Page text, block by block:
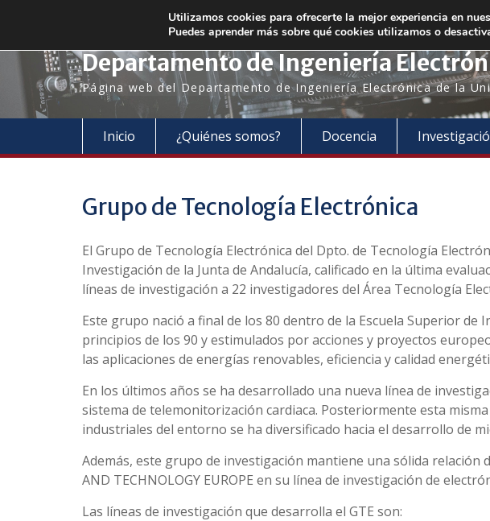
+34 954 48 73 72 electronica@us.es Bienvenido a
Departamento de Ingeniería
Página web del Departamento de Ingeniería Electrónica de la
Inicio ¿Quiénes somos? Docencia
Grupo de Tecnología Electrónica
El Grupo de Tecnología Electrónica del Dpto. de Tecnología
Investigación de la Junta de Andalucía, calificado en la última
líneas de investigación a 22 investigadores del Área Tecnología
Este grupo nació a final de los 80 dentro de la Escuela Superior
principios de los 90 y estimulados por acciones y proyectos
las aplicaciones de energías renovables, eficiencia y calidad
En los últimos años se ha desarrollado una nueva línea de
sistema de telemonitorización cardiaca. Posteriormente esta
industriales del entorno se ha diversificado hacia el desarrollo de
Además, este grupo de investigación mantiene una sólida relación
AND TECHNOLOGY EUROPE en su línea de investigación de
Las líneas de investigación que desarrolla el GTE son:
Utilizamos cookies para ofrecerte la mejor experiencia en
Puedes aprender más sobre qué cookies utilizamos o